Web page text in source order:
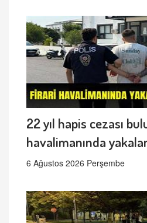
22 yıl hapis cezası
havalimanında
6 Ağustos 2026 Perşembe